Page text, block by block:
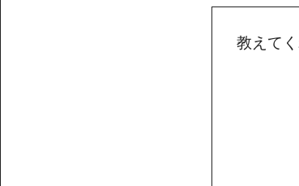
教えて